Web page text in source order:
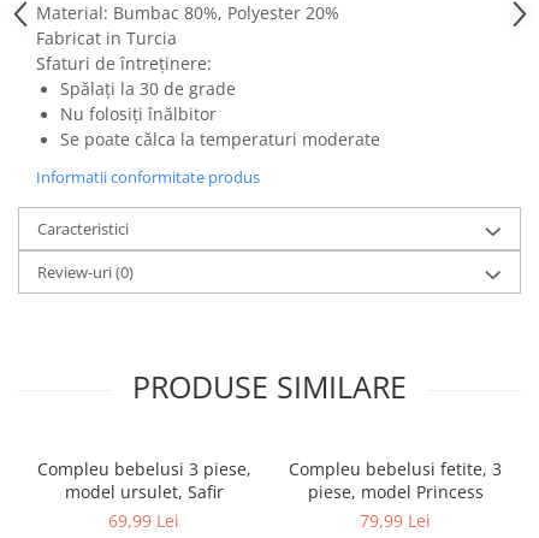
Material: Bumbac 80%, Polyester 20%
Fabricat in Turcia
Sfaturi de întreținere:
Spălați la 30 de grade
Nu folosiți înălbitor
Se poate călca la temperaturi moderate
Informatii conformitate produs
Caracteristici
Review-uri(0)
PRODUSE SIMILARE
Compleu bebelusi 3 piese,
model ursulet, Safir
69,99 Lei
Compleu bebelusi fetite, 3
piese, model Princess
79,99 Lei